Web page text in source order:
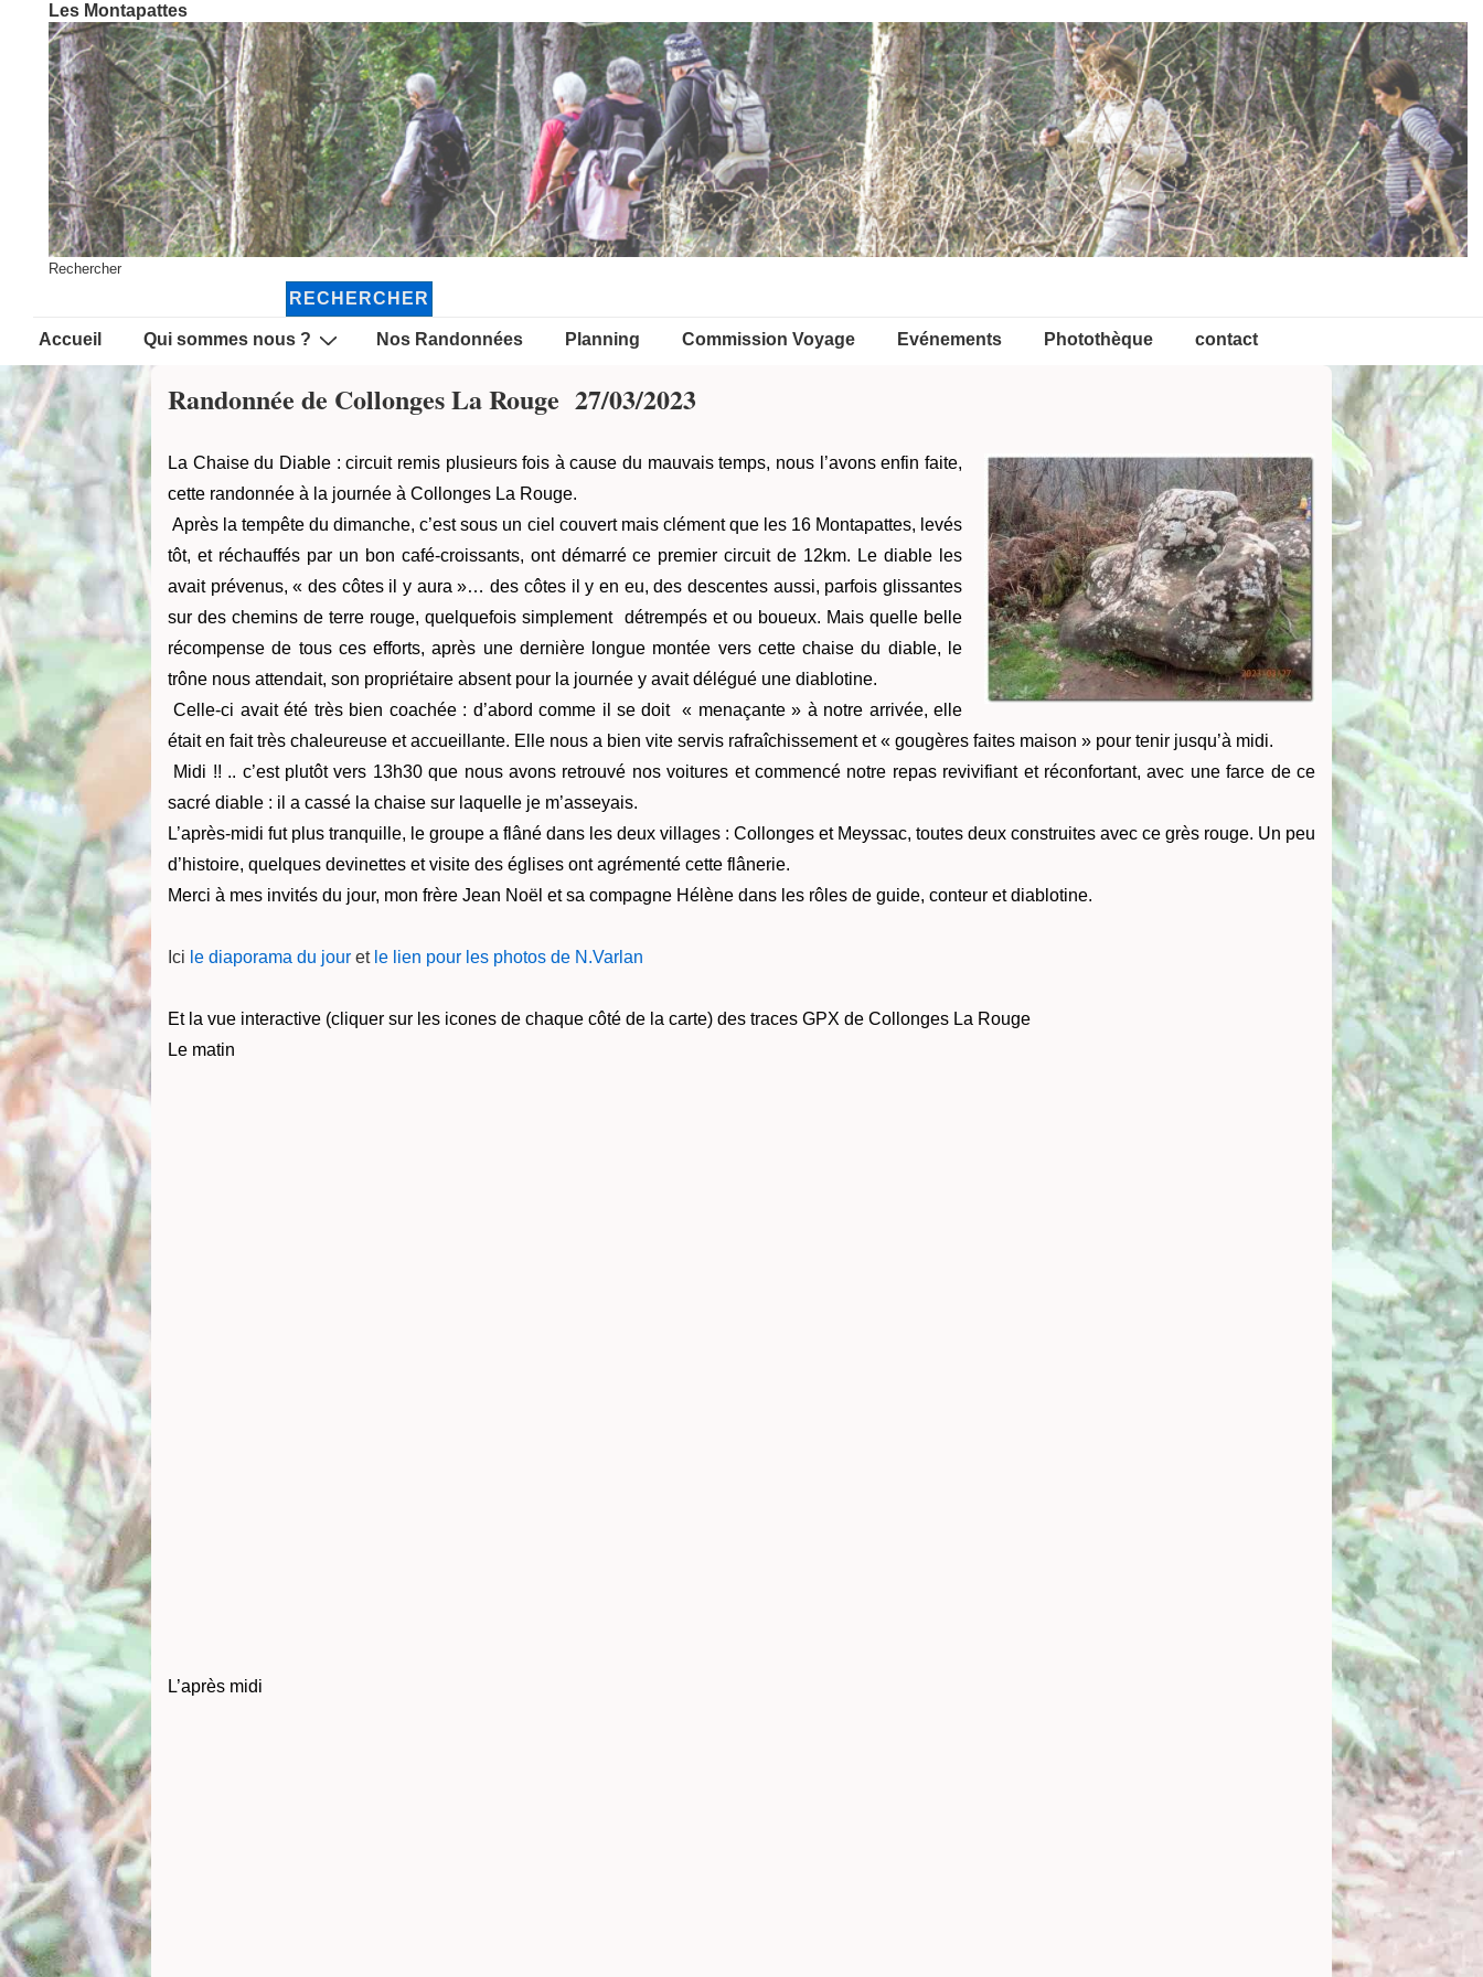
passer
contenu
principal
Les Montapattes
Rechercher
RECHERCHER
Main
Navigation
Accueil Qui sommes nous ? Nos Randonnées Planning Commission Voyage Evénements Photothèque contact
Randonnée de Collonges La Rouge 27/03/2023
La Chaise du Diable : circuit remis plusieurs fois à cause du mauvais temps, nous l’avons enfin faite,
cette randonnée à la journée à Collonges La Rouge.
Après la tempête du dimanche, c’est sous un ciel couvert mais clément que les 16 Montapattes, levés
tôt, et réchauffés par un bon café-croissants, ont démarré ce premier circuit de 12km. Le diable les
avait prévenus, « des côtes il y aura »… des côtes il y en eu, des descentes aussi, parfois glissantes
sur des chemins de terre rouge, quelquefois simplement détrempés et ou boueux. Mais quelle belle
récompense de tous ces efforts, après une dernière longue montée vers cette chaise du diable, le
trône nous attendait, son propriétaire absent pour la journée y avait délégué une diablotine.
Celle-ci avait été très bien coachée : d’abord comme il se doit « menaçante » à notre arrivée, elle
était en fait très chaleureuse et accueillante. Elle nous a bien vite servis rafraîchissement et « gougères faites maison » pour tenir jusqu’à midi.
Midi !! .. c’est plutôt vers 13h30 que nous avons retrouvé nos voitures et commencé notre repas revivifiant et réconfortant, avec une farce de ce
sacré diable : il a cassé la chaise sur laquelle je m’asseyais.
L’après-midi fut plus tranquille, le groupe a flâné dans les deux villages : Collonges et Meyssac, toutes deux construites avec ce grès rouge. Un peu
d’histoire, quelques devinettes et visite des églises ont agrémenté cette flânerie.
Merci à mes invités du jour, mon frère Jean Noël et sa compagne Hélène dans les rôles de guide, conteur et diablotine.
Ici le diaporama du jour et le lien pour les photos de N.Varlan
Et la vue interactive (cliquer sur les icones de chaque côté de la carte) des traces GPX de Collonges La Rouge
Le matin
L’après midi